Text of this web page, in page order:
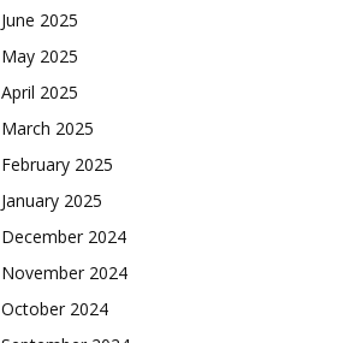
June 2025
May 2025
April 2025
March 2025
February 2025
January 2025
December 2024
November 2024
October 2024